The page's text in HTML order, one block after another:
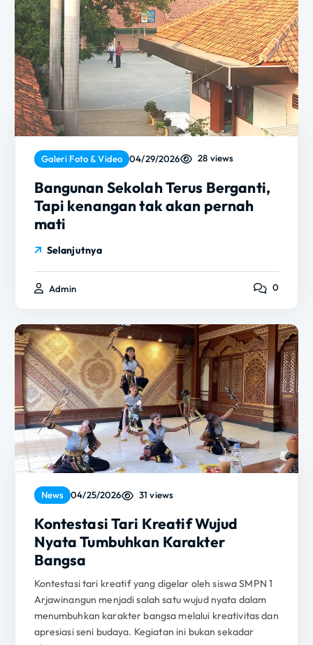
Galeri Foto & Video 04/29/2026 28 views
Bangunan Sekolah Terus Berganti,
Tapi kenangan tak akan pernah
mati
Selanjutnya
Admin 0
News 04/25/2026 31 views
Kontestasi Tari Kreatif Wujud
Nyata Tumbuhkan Karakter
Bangsa
Kontestasi tari kreatif yang digelar oleh siswa SMPN 1
Arjawinangun menjadi salah satu wujud nyata dalam
menumbuhkan karakter bangsa melalui kreativitas dan
apresiasi seni budaya. Kegiatan ini bukan sekadar